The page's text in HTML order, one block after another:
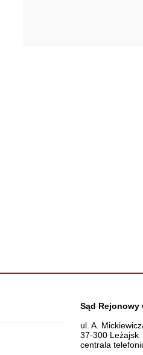
Dane
Sąd Rejonowy
ul. A.
37-300 Leżajsk
centrala